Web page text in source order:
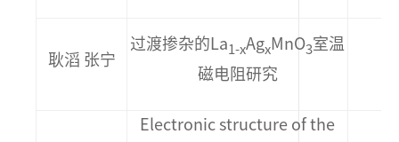
耿滔 张宁
过渡掺杂的La 1-xAgx MnO3室温
磁电阻研究
Electronic structure of the